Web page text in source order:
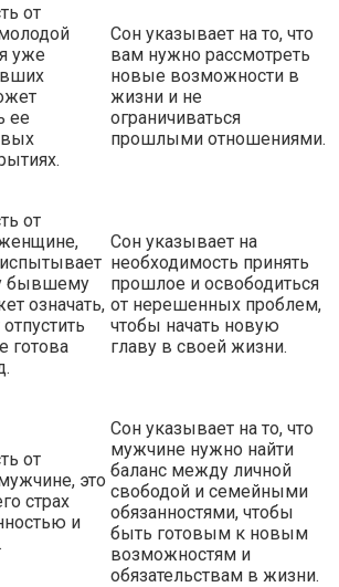
от
уже
ее
Сон указывает на то, что
вам нужно рассмотреть
новые возможности в
жизни и не
ограничиваться
прошлыми отношениями.
от
бывшему
означать,
готова
Сон указывает на
необходимость принять
прошлое и освободиться
от нерешенных проблем,
чтобы начать новую
главу в своей жизни.
от
это
страх
и
Сон указывает на то, что
мужчине нужно найти
баланс между личной
свободой и семейными
обязанностями, чтобы
быть готовым к новым
возможностям и
обязательствам в жизни.